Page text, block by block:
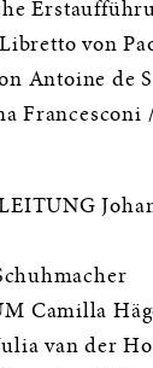
von
Antoine de
Francesconi
Camilla
van der